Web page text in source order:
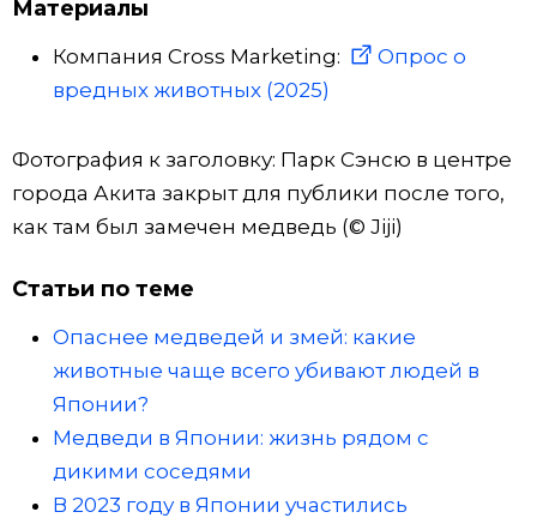
Материалы
Компания Cross Marketing:
Опрос о
вредных животных (2025)
Фотография к заголовку: Парк Сэнсю в центре
города Акита закрыт для публики после того,
как там был замечен медведь (© Jiji)
Статьи по теме
Опаснее медведей и змей: какие
животные чаще всего убивают людей в
Японии?
Медведи в Японии: жизнь рядом с
дикими соседями
В 2023 году в Японии участились